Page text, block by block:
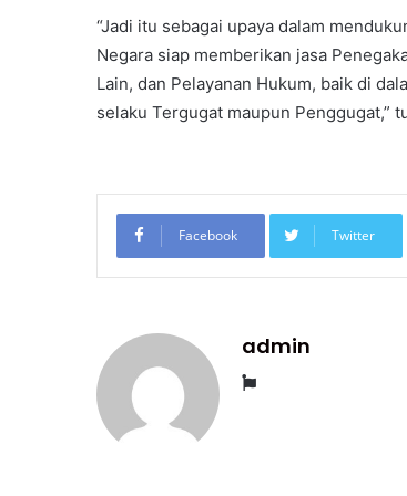
“Jadi itu sebagai upaya dalam
Negara siap memberikan jasa
Lain, dan Pelayanan Hukum, baik di
selaku Tergugat maupun Penggugat,”
Facebook Twitter
admin
Website